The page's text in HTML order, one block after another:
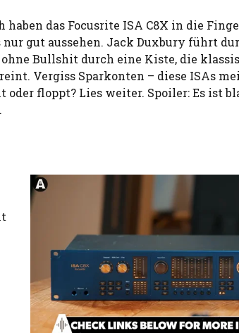
das Focusrite ISA C8X in die
gut aussehen. Jack Duxbury führt
Bullshit durch eine Kiste, die
Vergiss Sparkonten – diese ISAs
floppt? Lies weiter. Spoiler: Es ist